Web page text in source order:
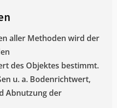
aller Methoden wird der
des Objektes bestimmt.
u. a. Bodenrichtwert,
Abnutzung der